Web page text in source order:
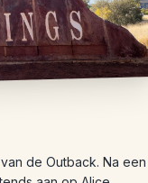
de Outback. Na een